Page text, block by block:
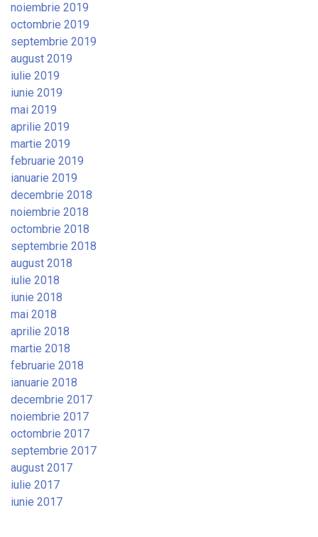
noiembrie 2019
octombrie 2019
septembrie 2019
august 2019
iulie 2019
iunie 2019
mai 2019
aprilie 2019
martie 2019
februarie 2019
ianuarie 2019
decembrie 2018
noiembrie 2018
octombrie 2018
septembrie 2018
august 2018
iulie 2018
iunie 2018
mai 2018
aprilie 2018
martie 2018
februarie 2018
ianuarie 2018
decembrie 2017
noiembrie 2017
octombrie 2017
septembrie 2017
august 2017
iulie 2017
iunie 2017